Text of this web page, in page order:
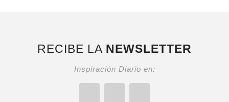
RECIBE LA NEWSLETTER
Inspiración Diario en: